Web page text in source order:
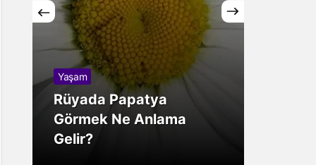
Yaşam
Rüyada Papatya
Görmek Ne Anlama
Gelir?